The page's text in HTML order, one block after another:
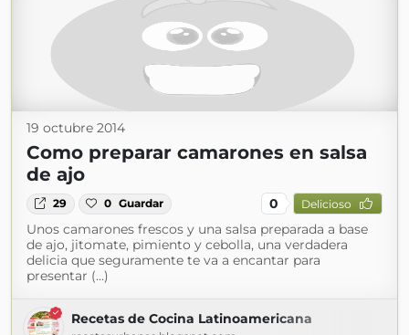
19 octubre 2014
Como preparar camarones en salsa
de ajo
29 0 Guardar 0 Delicioso
Unos camarones frescos y una salsa preparada a base
de ajo, jitomate, pimiento y cebolla, una verdadera
delicia que seguramente te va a encantar para
presentar (...)
Recetas de Cocina Latinoamericana